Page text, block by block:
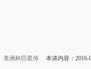
美洲杯巨星传 本讲内容：2016-